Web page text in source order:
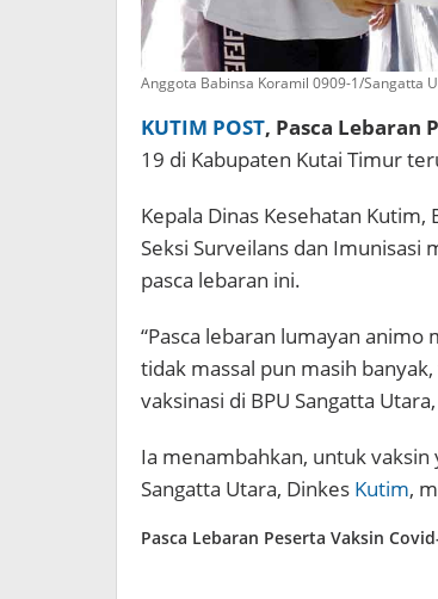
Anggota Babinsa Koramil 0909-1/Sangatta
KUTIM POST, Pasca Lebaran
19 di Kabupaten Kutai Timur
Kepala Dinas Kesehatan
Seksi Surveilans dan
pasca lebaran ini.
“Pasca lebaran lumayan animo
tidak massal pun masih
vaksinasi di BPU Sangatta
Ia menambahkan, untuk vaksin
Sangatta Utara, Dinkes Kutim,
Pasca Lebaran Peserta Vaksin